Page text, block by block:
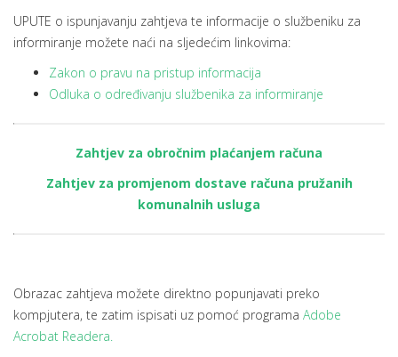
UPUTE o ispunjavanju zahtjeva te informacije o službeniku za
informiranje možete naći na sljedećim linkovima:
Zakon o pravu na pristup informacija
Odluka o određivanju službenika za informiranje
Zahtjev za obročnim plaćanjem računa
Zahtjev za promjenom dostave računa pružanih
komunalnih usluga
Obrazac zahtjeva možete direktno popunjavati preko
kompjutera, te zatim ispisati uz pomoć programa Adobe
Acrobat Readera.